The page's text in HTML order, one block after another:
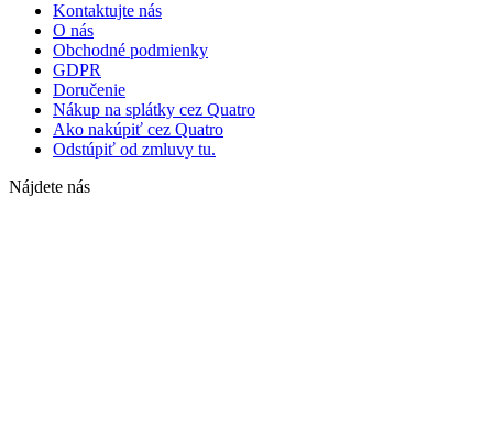
Kontaktujte nás
O nás
Obchodné podmienky
GDPR
Doručenie
Nákup na splátky cez Quatro
Ako nakúpiť cez Quatro
Odstúpiť od zmluvy tu.
Nájdete nás